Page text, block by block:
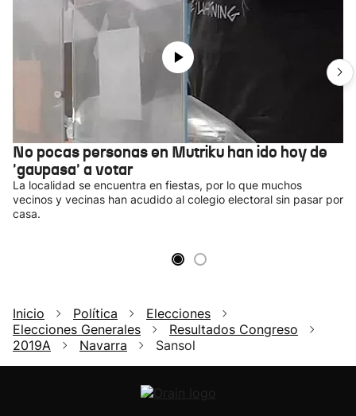
No pocas personas en Mutriku han ido hoy de
'gaupasa' a votar
La localidad se encuentra en fiestas, por lo que muchos
vecinos y vecinas han acudido al colegio electoral sin pasar por
casa.
Inicio Política
Elecciones
Elecciones Generales
Resultados Congreso
2019A
Navarra Sansol